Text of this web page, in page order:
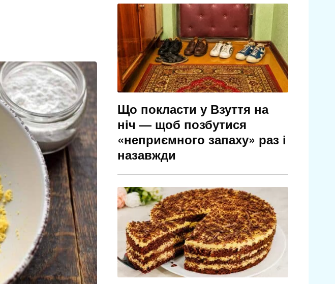
Що покласти у Взуття на
ніч — щоб позбутися
«неприємного запаху» раз і
назавжди